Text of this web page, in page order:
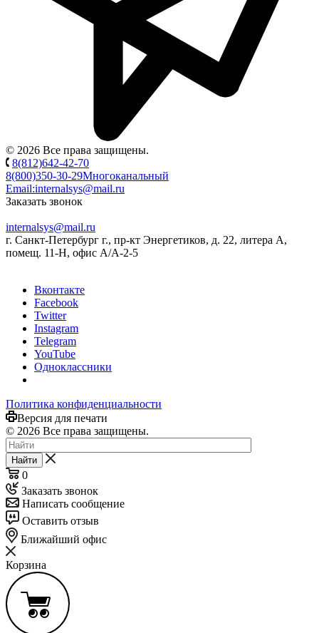
© 2026 Все права защищены.
8(812)642-42-70
8(800)350-30-29Многоканальный
Email:internalsys@mail.ru
Заказать звонок
internalsys@mail.ru
г. Санкт-Петербург г., пр-кт Энергетиков, д. 22, литера А,
помещ. 11-Н, офис А/А-2-5
Вконтакте
Facebook
Twitter
Instagram
Telegram
YouTube
Одноклассники
Политика конфиденциальности
Версия для печати
© 2026 Все права защищены.
Найти
0
Заказать звонок
Написать сообщение
Оставить отзыв
Ближайший офис
Корзина